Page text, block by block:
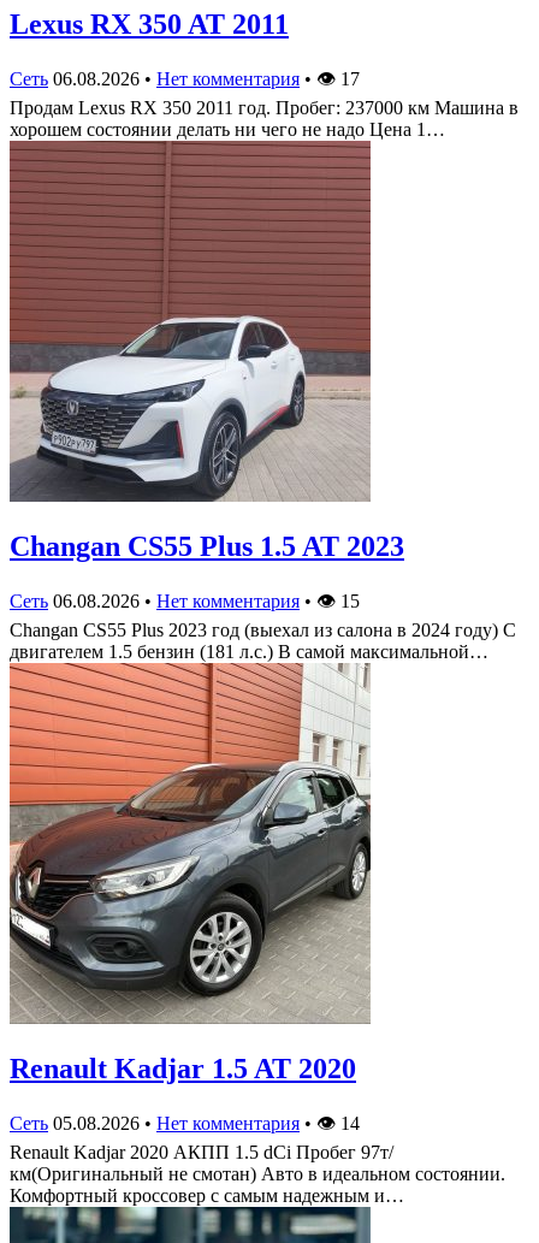
Lexus RX 350 AT 2011
Сеть 06.08.2026 • Нет комментария • 👁 17
Продам Lexus RX 350 2011 год. Пробег: 237000 км Машина в
хорошем состоянии делать ни чего не надо Цена 1…
Changan CS55 Plus 1.5 AT 2023
Сеть 06.08.2026 • Нет комментария • 👁 15
Changan CS55 Plus 2023 год (выехал из салона в 2024 году) С
двигателем 1.5 бензин (181 л.с.) В самой максимальной…
Renault Kadjar 1.5 AT 2020
Сеть 05.08.2026 • Нет комментария • 👁 14
Renault Kadjar 2020 АКПП 1.5 dCi Пробег 97т/
км(Оригинальный не смотан) Авто в идеальном состоянии.
Комфортный кроссовер с самым надежным и…